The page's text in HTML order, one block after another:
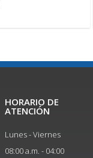
HORARIO DE
ATENCIÓN
Lunes - Viernes
08:00 a.m. - 04:00